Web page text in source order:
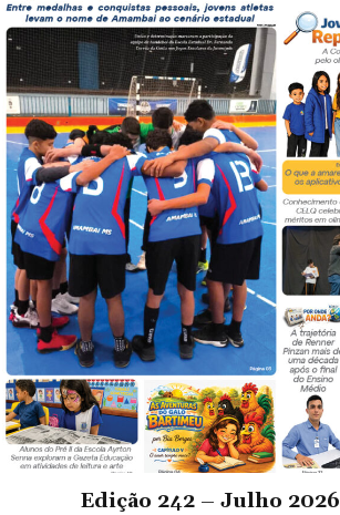
Edição 242 – Julho 2026